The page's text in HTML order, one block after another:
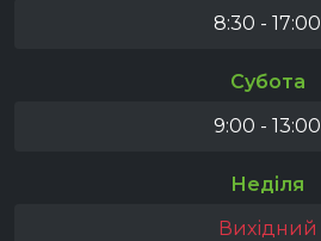
8:30 - 17:00
Субота
9:00 - 13:00
Неділя
Вихідний